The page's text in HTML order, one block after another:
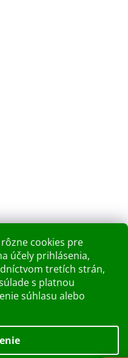
cookies pre
účely prihlásenia,
tretích strán,
s platnou
súhlasu alebo
€